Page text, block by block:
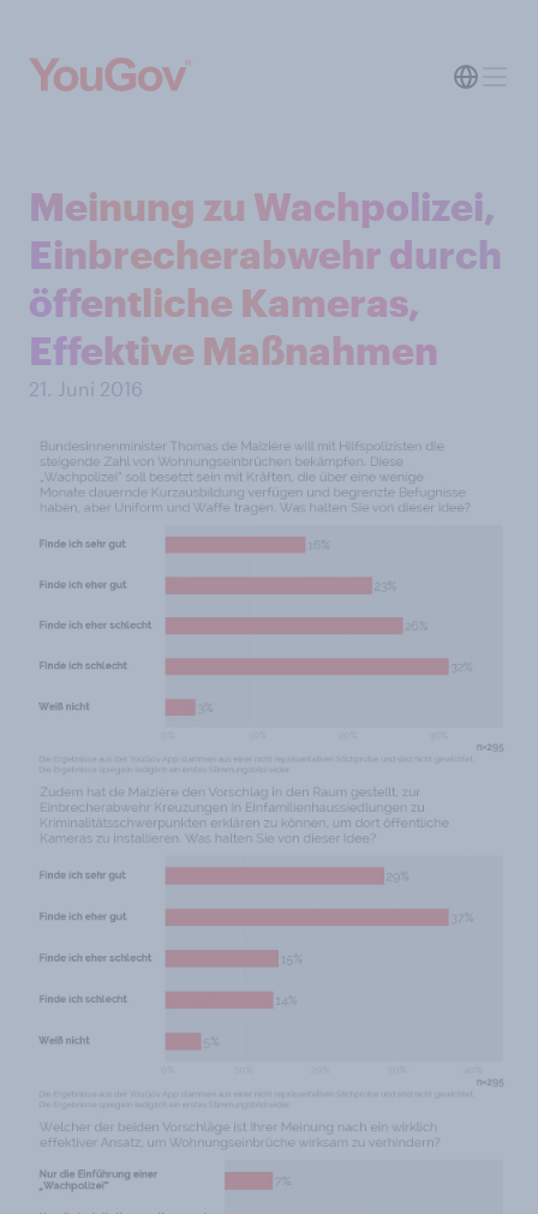
Meinung zu Wachpolizei,
Einbrecherabwehr durch
öffentliche Kameras,
Effektive Maßnahmen
21. Juni 2016